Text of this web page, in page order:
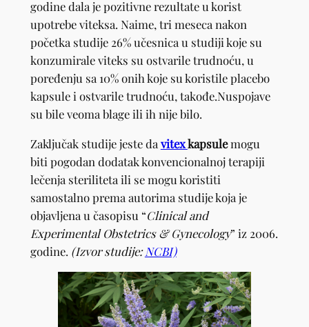
godine dala je pozitivne rezultate u korist
upotrebe viteksa. Naime, tri meseca nakon
početka studije 26% učesnica u studiji koje su
konzumirale viteks su ostvarile trudnoću, u
poređenju sa 10% onih koje su koristile placebo
kapsule i ostvarile trudnoću, takođe.Nuspojave
su bile veoma blage ili ih nije bilo.
Zaključak studije jeste da vitexkapsulemogu
biti pogodan dodatak konvencionalnoj terapiji
lečenja steriliteta ili se mogu koristiti
samostalno prema autorima studije koja je
objavljena u časopisu “Clinical and
Experimental Obstetrics & Gynecology” iz 2006.
godine. (Izvor studije:NCBI)